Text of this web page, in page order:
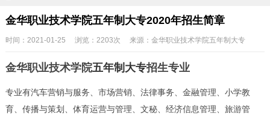
金华职业技术学院五年制大专2020年招生简章
时间：2021-01-25 浏览：2203次 来源： 金华职业技术学院五年制大专
金华职业技术学院五年制大专招生专业
专业有汽车营销与服务、市场营销、法律事务、金融管理、小学教
育、传播与策划、体育运营与管理、文秘、经济信息管理、旅游管